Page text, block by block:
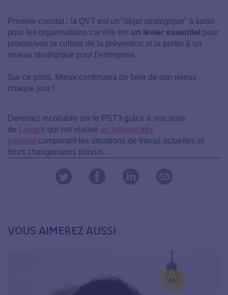
Premier constat : la QVT est un “objet stratégique” à saisir
pour les organisations car elle est un levier essentiel pour
promouvoir la culture de la prévention et la porter à un
niveau stratégique pour l’entreprise.
Sur ce point, Mieux continuera de faire de son mieux
chaque jour !
Devenez incollable sur le PST3 grâce à nos amis
de
Laqvt.fr qui ont réalisé un tableau très
complet comparant les situations de travail actuelles et
leurs changements prévus.
VOUS AIMEREZ AUSSI